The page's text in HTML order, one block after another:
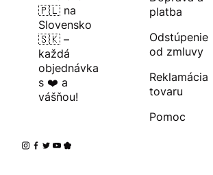
🇵🇱 na
Slovensko
🇸🇰 –
každá
objednávka
s ❤️ a
vášňou!
platba
Odstúpenie
od zmluvy
Reklamácia
tovaru
Pomoc